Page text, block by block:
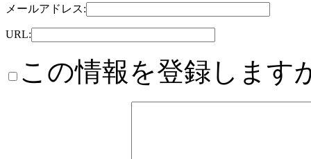
メールアドレス:
URL:
この情報を登録します